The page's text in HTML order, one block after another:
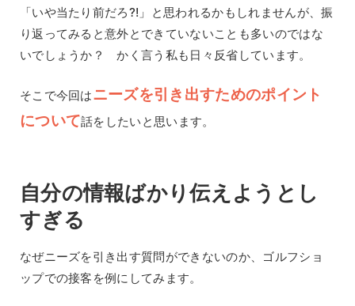
「いや当たり前だろ?!」と思われるかもしれませんが、振
り返ってみると意外とできていないことも多いのではな
いでしょうか？ かく言う私も日々反省しています。
そこで今回はニーズを引き出すためのポイント
について話をしたいと思います。
自分の情報ばかり伝えようとし
すぎる
なぜニーズを引き出す質問ができないのか、ゴルフショ
ップでの接客を例にしてみます。